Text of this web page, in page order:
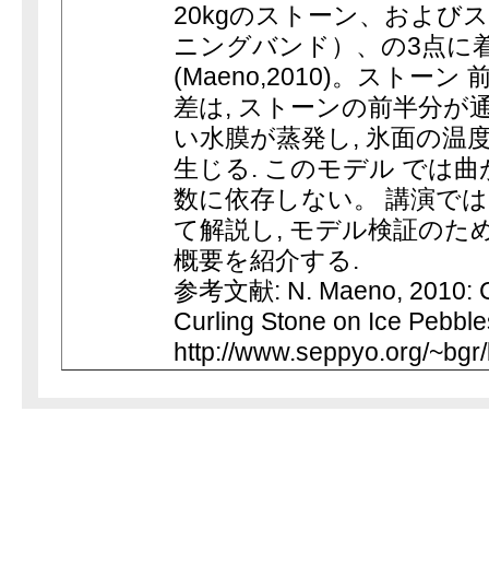
20kgのストーン、および
ニングバンド）、の3点に
(Maeno,2010)。ストーン
差は, ストーンの前半分が
い水膜が蒸発し, 氷面の温
生じる. このモデル では
数に依存しない。 講演で
て解説し, モデル検証のた
概要を紹介する.
参考文献: N. Maeno, 2010:
Curling Stone on Ice
http://www.seppyo.org/